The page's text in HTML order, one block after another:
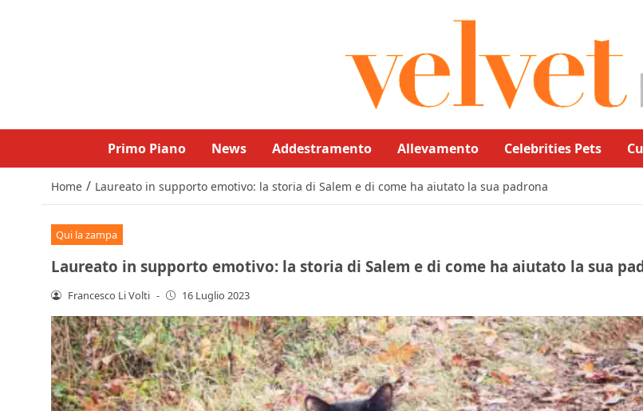
Primo Piano News Addestramento Allevamento Celebrities Pets
Home / Laureato in supporto emotivo: la storia di Salem e di come ha aiutato la sua padrona
Qui la zampa
Laureato in supporto emotivo: la storia di Salem e di come ha aiutato la sua
Francesco Li Volti - 16 Luglio 2023